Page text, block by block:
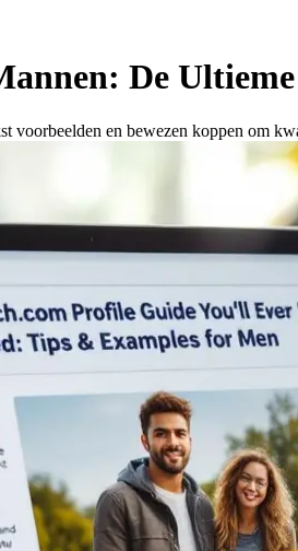
De
voorbeelden en bewezen koppen om